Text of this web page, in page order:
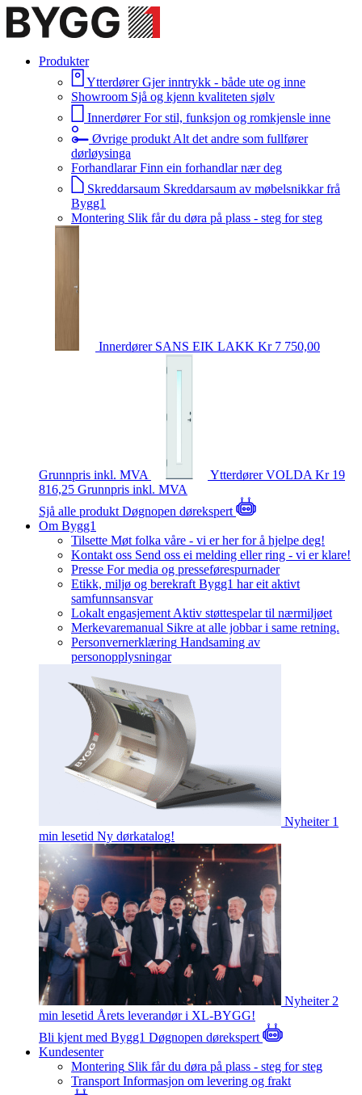
Produkter
Ytterdører Gjer inntrykk - både ute og inne
Showroom Sjå og kjenn kvaliteten sjølv
Innerdører For stil, funksjon og romkjensle inne
Øvrige produkt Alt det andre som fullfører
dørløysinga
Forhandlarar Finn ein forhandlar nær deg
Skreddarsaum Skreddarsaum av møbelsnikkar frå
Bygg1
Montering Slik får du døra på plass - steg for steg
Innerdører SANS EIK LAKK Kr 7 750,00
Grunnpris inkl. MVA YtterdørerVOLDA Kr 19
816,25 Grunnpris inkl. MVA
Sjå alle produkt Døgnopen dørekspert
Om Bygg1
Tilsette Møt folka våre - vi er her for å hjelpe deg!
Kontakt oss Send oss ei melding eller ring - vi er klare!
Presse For media og presseførespurnader
Etikk, miljø og berekraft Bygg1 har eit aktivt
samfunnsansvar
Lokalt engasjement Aktiv støttespelar til nærmiljøet
Merkevaremanual Sikre at alle jobbar i same retning.
Personvernerklæring Handsaming av
personopplysningar
Nyheiter 1
min lesetid Ny dørkatalog!
Nyheiter 2
min lesetid Årets leverandør i XL-BYGG!
Bli kjent med Bygg1 Døgnopen dørekspert
Kundesenter
Montering Slik får du døra på plass - steg for steg
Transport Informasjon om levering og frakt